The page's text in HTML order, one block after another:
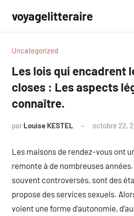
contenu
voyagelitteraire
Uncategorized
Les lois qui encadrent
closes : Les aspects
connaître.
par Louise KESTEL octobre 22,
Les maisons de rendez-vous ont
remonte à de nombreuses
souvent controversés, sont des
propose des services sexuels.
voient une forme d’autonomie,